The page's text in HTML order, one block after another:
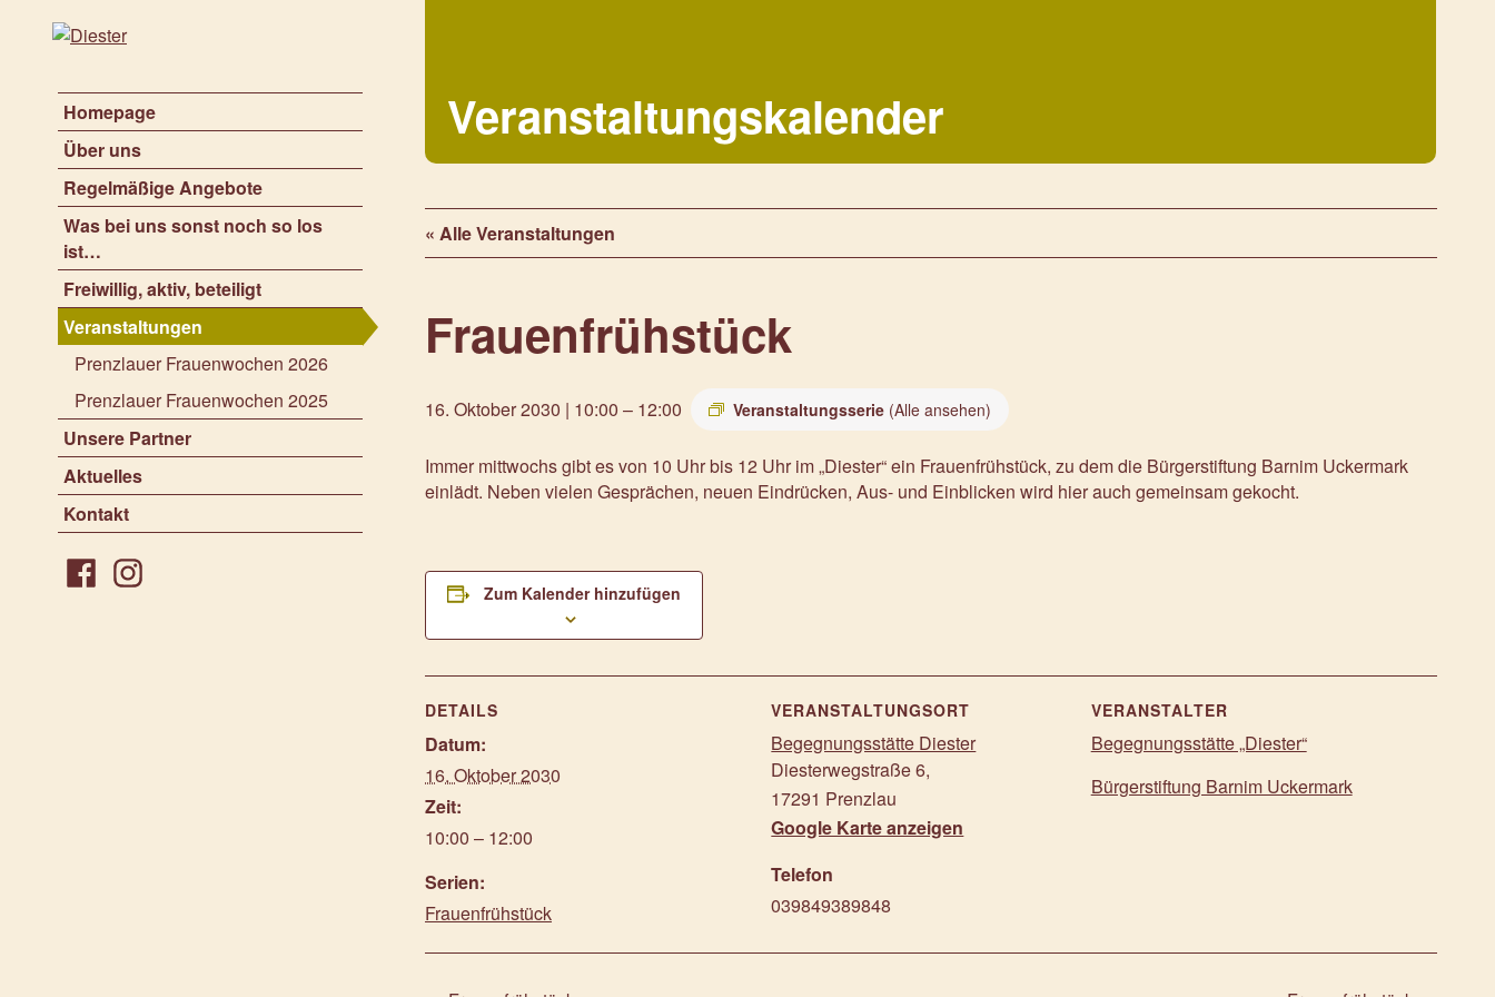
Homepage
Über uns
Regelmäßige Angebote
Was bei uns sonst noch so los
ist…
Freiwillig, aktiv, beteiligt
Veranstaltungen
Prenzlauer Frauenwochen 2026
Prenzlauer Frauenwochen 2025
Unsere Partner
Aktuelles
Kontakt
Veranstaltungskalender
« Alle Veranstaltungen
Frauenfrühstück
16. Oktober 2030 | 10:00 – 12:00 Veranstaltungsserie (Alle ansehen)
Immer mittwochs gibt es von 10 Uhr bis 12 Uhr im „Diester“ ein Frauenfrühstück, zu dem die Bürgerstiftung Barnim Uckermark
einlädt. Neben vielen Gesprächen, neuen Eindrücken, Aus- und Einblicken wird hier auch gemeinsam gekocht.
Zum Kalender hinzufügen
DETAILS
Datum:
16. Oktober 2030
Zeit:
10:00 – 12:00
Serien:
Frauenfrühstück
VERANSTALTUNGSORT
Begegnungsstätte Diester
Diesterwegstraße 6,
17291 Prenzlau
Google Karte anzeigen
Telefon
039849389848
VERANSTALTER
Begegnungsstätte „Diester“
Bürgerstiftung Barnim Uckermark